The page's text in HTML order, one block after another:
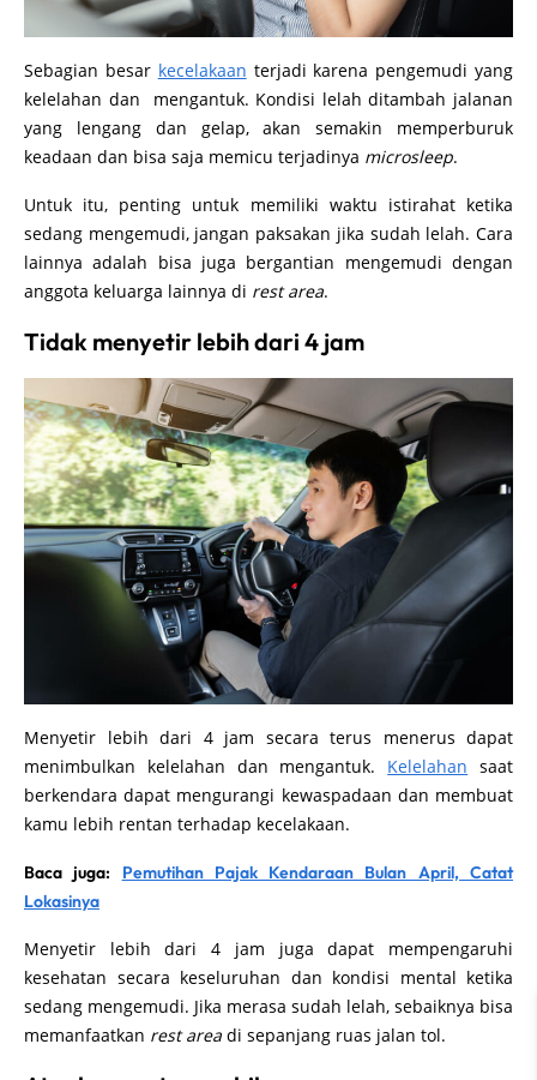
Sebagian besar kecelakaan terjadi karena pengemudi yang
kelelahan dan mengantuk. Kondisi lelah ditambah jalanan
yang lengang dan gelap, akan semakin memperburuk
keadaan dan bisa saja memicu terjadinya microsleep.
Untuk itu, penting untuk memiliki waktu istirahat ketika
sedang mengemudi, jangan paksakan jika sudah lelah. Cara
lainnya adalah bisa juga bergantian mengemudi dengan
anggota keluarga lainnya di rest area.
Tidak menyetir lebih dari 4 jam
Menyetir lebih dari 4 jam secara terus menerus dapat
menimbulkan kelelahan dan mengantuk. Kelelahan saat
berkendara dapat mengurangi kewaspadaan dan membuat
kamu lebih rentan terhadap kecelakaan.
Baca juga: Pemutihan Pajak Kendaraan Bulan April, Catat
Lokasinya
Menyetir lebih dari 4 jam juga dapat mempengaruhi
kesehatan secara keseluruhan dan kondisi mental ketika
sedang mengemudi. Jika merasa sudah lelah, sebaiknya bisa
memanfaatkan rest area di sepanjang ruas jalan tol.